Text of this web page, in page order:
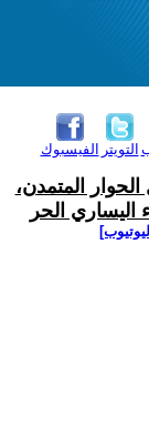
الفيسبوك التويتر
المتمدن،
الحر